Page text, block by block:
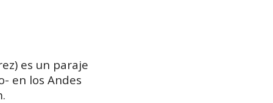
es un paraje
en los Andes